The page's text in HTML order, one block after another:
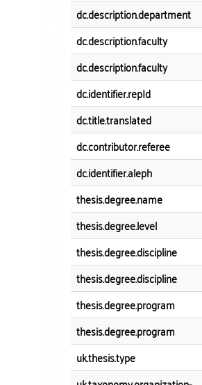
dc.description.department
dc.description.faculty
dc.description.faculty
dc.identifier.repId
dc.title.translated
dc.contributor.referee
dc.identifier.aleph
thesis.degree.name
thesis.degree.level
thesis.degree.discipline
thesis.degree.discipline
thesis.degree.program
thesis.degree.program
uk.thesis.type